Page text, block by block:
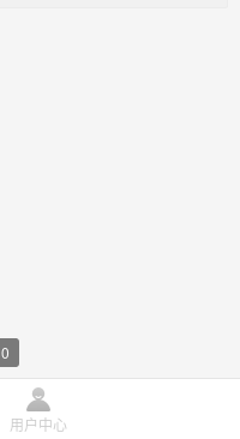
0
用户中心